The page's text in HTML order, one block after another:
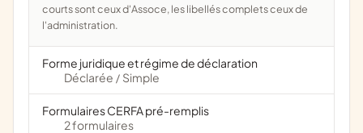
courts sont ceux d'Assoce, les libellés complets ceux de
l'administration.
Forme juridique et régime de déclaration
Déclarée / Simple
Formulaires CERFA pré-remplis
2 formulaires